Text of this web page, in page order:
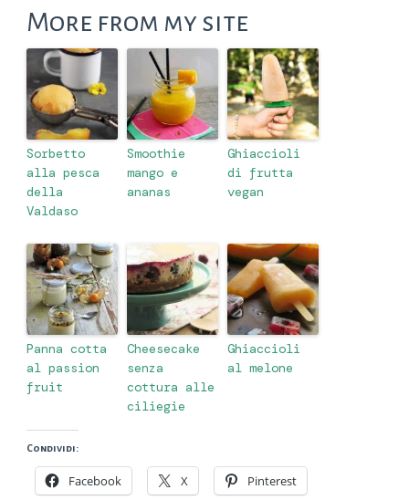
More from my site
Sorbetto
alla pesca
della
Valdaso
Smoothie
mango e
ananas
Ghiaccioli
di frutta
vegan
Panna cotta
al passion
fruit
Cheesecake
senza
cottura alle
ciliegie
Ghiaccioli
al melone
Condividi:
Facebook X Pinterest